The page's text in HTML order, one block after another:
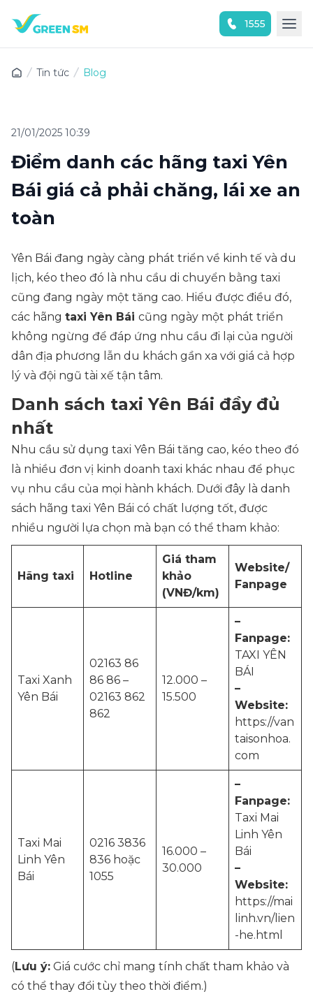
1555
Tin tức Blog
21/01/2025 10:39
Điểm danh các hãng taxi Yên
Bái giá cả phải chăng, lái xe an
toàn
Yên Bái đang ngày càng phát triển về kinh tế và du
lịch, kéo theo đó là nhu cầu di chuyển bằng taxi
cũng đang ngày một tăng cao. Hiểu được điều đó,
các hãng taxi Yên Bái cũng ngày một phát triển
không ngừng để đáp ứng nhu cầu đi lại của người
dân địa phương lẫn du khách gần xa với giá cả hợp
lý và đội ngũ tài xế tận tâm.
Danh sách taxi Yên Bái đầy đủ
nhất
Nhu cầu sử dụng taxi Yên Bái tăng cao, kéo theo đó
là nhiều đơn vị kinh doanh taxi khác nhau để phục
vụ nhu cầu của mọi hành khách. Dưới đây là danh
sách hãng taxi Yên Bái có chất lượng tốt, được
nhiều người lựa chọn mà bạn có thể tham khảo:
Hãng taxi Hotline
Giá tham
khảo
(VNĐ/km)
Website/
Fanpage
Taxi Xanh
Yên Bái
02163 86
86 86 –
02163 862
862
12.000 –
15.500
–
Fanpage:
TAXI YÊN
BÁI
–
Website:
https://van
taisonhoa.
com
Taxi Mai
Linh Yên
Bái
0216 3836
836 hoặc
1055
16.000 –
30.000
–
Fanpage:
Taxi Mai
Linh Yên
Bái
–
Website:
https://mai
linh.vn/lien
-he.html
(Lưu ý: Giá cước chỉ mang tính chất tham khảo và
có thể thay đổi tùy theo thời điểm.)